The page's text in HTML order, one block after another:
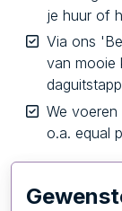
je huur of
Via ons
van mooie
We voeren
o.a. equal